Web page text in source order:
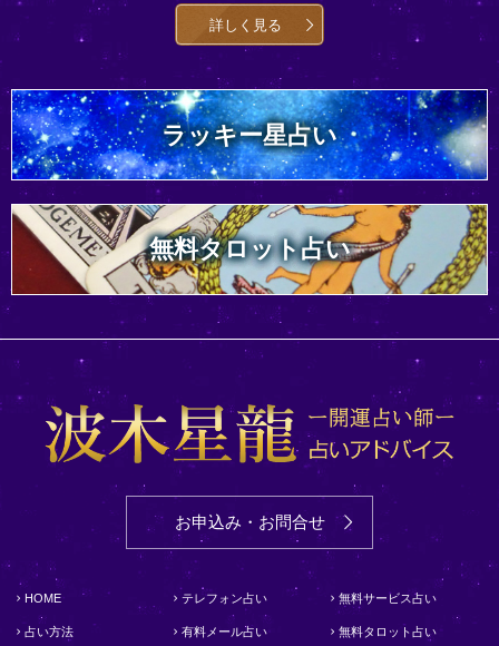
詳しく見る
ラッキー星占い
無料タロット占い
お申込み・お問合せ
HOME
占い方法
テレフォン占い
有料メール占い
無料サービス占い
無料タロット占い